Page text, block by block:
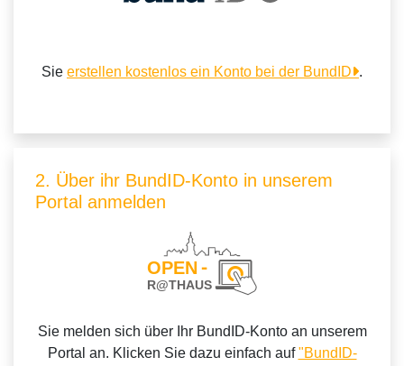
Sie erstellen kostenlos ein Konto bei der BundID .
2. Über ihr BundID-Konto in unserem
Portal anmelden
Sie melden sich über Ihr BundID-Konto an unserem
Portal an. Klicken Sie dazu einfach auf"BundID-